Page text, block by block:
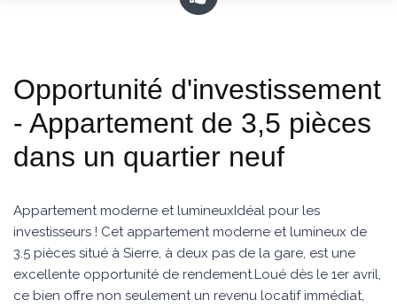
Opportunité d'investissement
- Appartement de 3,5 pièces
dans un quartier neuf
Appartement moderne et lumineuxIdéal pour les
investisseurs ! Cet appartement moderne et lumineux de
3.5 pièces situé à Sierre, à deux pas de la gare, est une
excellente opportunité de rendement.Loué dès le 1er avril,
ce bien offre non seulement un revenu locatif immédiat,